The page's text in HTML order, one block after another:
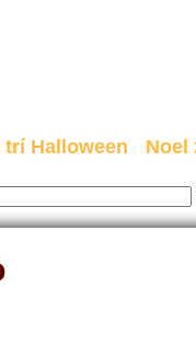
trí Halloween Noel